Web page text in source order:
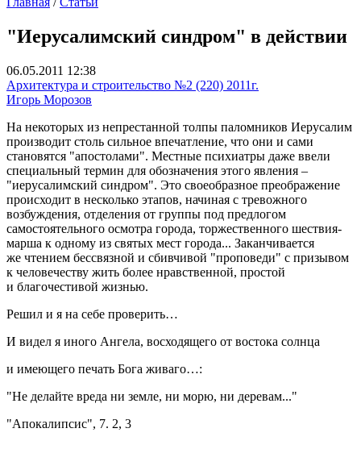
"Иерусалимский синдром" в действии
06.05.2011 12:38
Архитектура и строительство №2 (220) 2011г.
Игорь Морозов
На некоторых из непрестанной толпы паломников Иерусалим
производит столь сильное впечатление, что они и сами
становятся "апостолами". Местные психиатры даже ввели
специальный термин для обозначения этого явления –
"иерусалимский синдром". Это своеобразное преображение
происходит в несколько этапов, начиная с тревожного
возбуждения, отделения от группы под предлогом
самостоятельного осмотра города, торжественного шествия-
марша к одному из святых мест города... Заканчивается
же чтением бессвязной и сбивчивой "проповеди" с призывом
к человечеству жить более нравственной, простой
и благочестивой жизнью.
Решил и я на себе проверить…
И видел я иного Ангела, восходящего от востока солнца
и имеющего печать Бога живаго…:
"Не делайте вреда ни земле, ни морю, ни деревам..."
"Апокалипсис", 7. 2, 3